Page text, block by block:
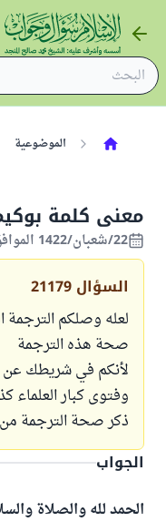
الموضوعية
معنى كلمة
22/شعبان/1422 الموافق 07/نوفمبر/2001
السؤال 21179
لعله وصلكم الترجمة
صحة هذه الترجمة
لأنكم في شريطك عن
وفتوى كبار العلماء
ذكر صحة الترجمة
الجواب
الحمد لله والصلاة